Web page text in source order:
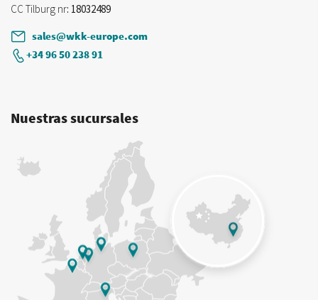
CC Tilburg nr: 18032489
sales@wkk-europe.com
+34 96 50 238 91
Nuestras sucursales